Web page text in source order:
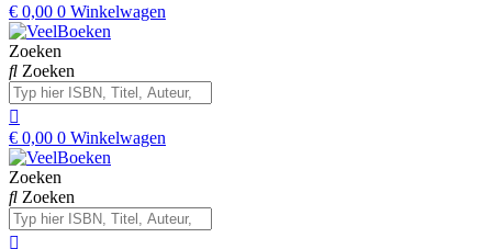
€ 0,00 0 Winkelwagen
Zoeken
Zoeken
€ 0,00 0 Winkelwagen
Zoeken
Zoeken